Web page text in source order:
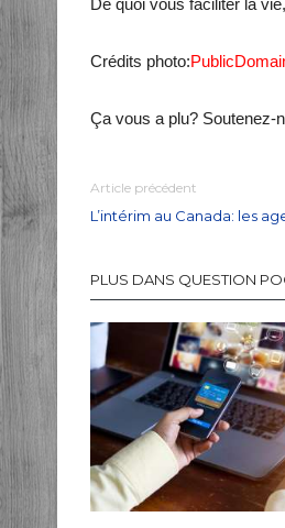
Crédits photo:
Ça vous a plu? Soutenez-
Article précédent
L’intérim au Canada: les
PLUS DANS QUESTION